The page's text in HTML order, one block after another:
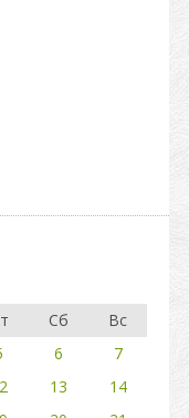
Сб
Вс
6
7
13
14